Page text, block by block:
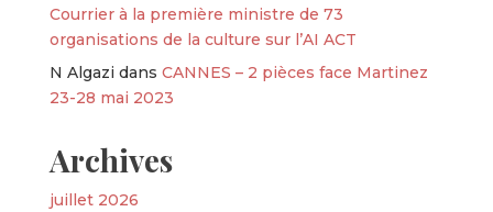
Courrier à la première ministre de 73
organisations de la culture sur l’AI ACT
N Algazi dans CANNES – 2 pièces face Martinez
23-28 mai 2023
Archives
juillet 2026